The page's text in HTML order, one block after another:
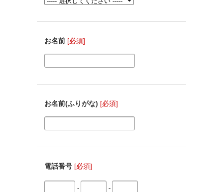
お名前 [必須]
お名前(ふりがな) [必須]
電話番号 [必須]
- -